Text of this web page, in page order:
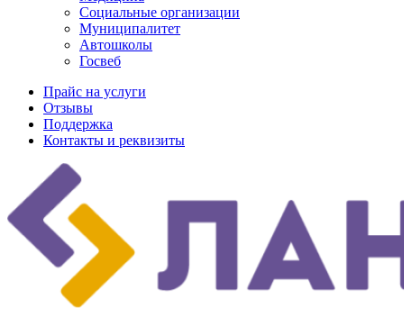
Социальные организации
Муниципалитет
Автошколы
Госвеб
Прайс на услуги
Отзывы
Поддержка
Контакты и реквизиты